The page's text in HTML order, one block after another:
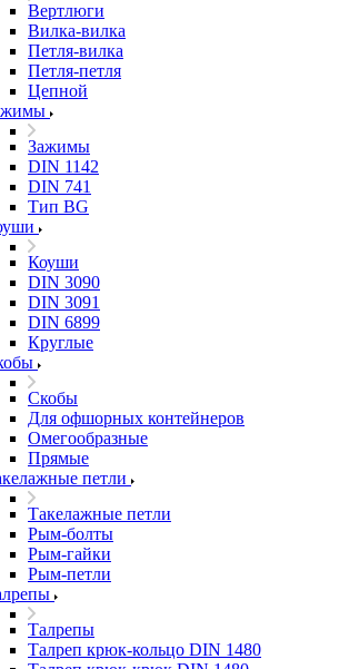
Вертлюги
Вилка-вилка
Петля-вилка
Петля-петля
Цепной
Зажимы
DIN 1142
DIN 741
Тип BG
Коуши
DIN 3090
DIN 3091
DIN 6899
Круглые
Скобы
Для офшорных контейнеров
Омегообразные
Прямые
петли
Такелажные петли
Рым-болты
Рым-гайки
Рым-петли
Талрепы
Талреп крюк-кольцо DIN 1480